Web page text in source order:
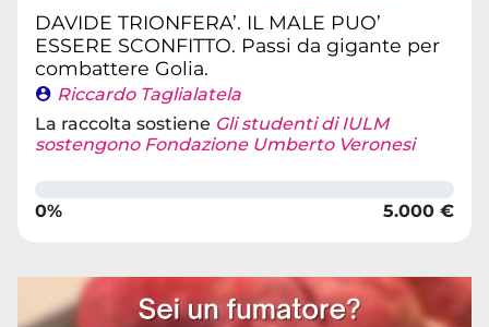
DAVIDE TRIONFERA’. IL MALE PUO’
ESSERE SCONFITTO. Passi da gigante per
combattere Golia.
Riccardo Taglialatela
La raccolta sostiene Gli studenti di IULM
sostengono Fondazione Umberto Veronesi
0% 5.000 €